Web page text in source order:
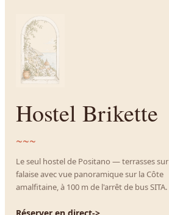
Hostel Brikette
~~~
Le seul hostel de Positano — terrasses sur
falaise avec vue panoramique sur la Côte
amalfitaine, à 100 m de l'arrêt de bus SITA.